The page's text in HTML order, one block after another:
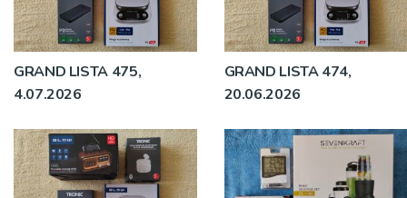
GRAND LISTA 475,
4.07.2026
GRAND LISTA 474,
20.06.2026